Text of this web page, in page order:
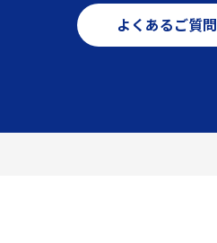
よくあるご質問